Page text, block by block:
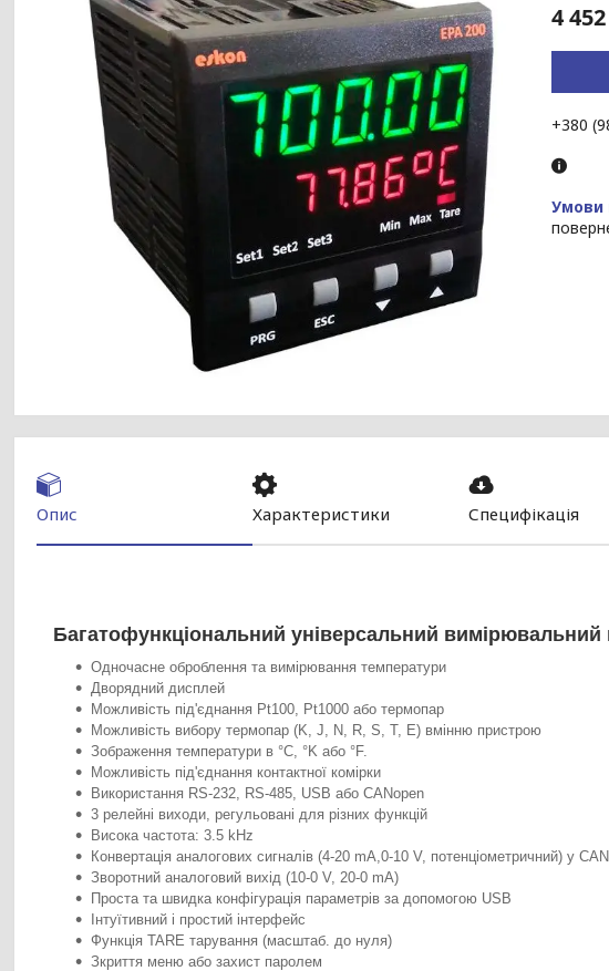
4
+380
Опис Характеристики Специфікація
Багатофункціональний універсальний вимірювальний
Одночасне оброблення та вимірювання температури
Дворядний дисплей
Можливість під'єднання Pt100, Pt1000 або термопар
Можливість вибору термопар (K, J, N, R, S, T, E) вмінню пристрою
Зображення температури в °C, °K або °F.
Можливість під'єднання контактної комірки
Використання RS-232, RS-485, USB або CANopen
3 релейні виходи, регульовані для різних функцій
Висока частота: 3.5 kHz
Конвертація аналогових сигналів (4-20 mA,0-10 V, потенціометричний) у
Зворотний аналоговий вихід (10-0 V, 20-0 mA)
Проста та швидка конфігурація параметрів за допомогою USB
Інтуїтивний і простий інтерфейс
Функція TARE тарування (масштаб. до нуля)
Зкриття меню або захист паролем